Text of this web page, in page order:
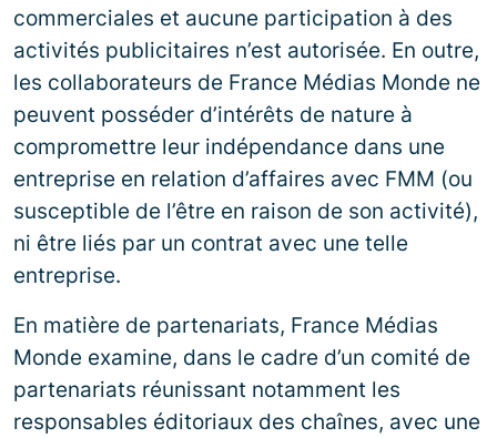
commerciales et aucune participation à des
activités publicitaires n’est autorisée. En outre,
les collaborateurs de France Médias Monde ne
peuvent posséder d’intérêts de nature à
compromettre leur indépendance dans une
entreprise en relation d’affaires avec FMM (ou
susceptible de l’être en raison de son activité),
ni être liés par un contrat avec une telle
entreprise.
En matière de partenariats, France Médias
Monde examine, dans le cadre d’un comité de
partenariats réunissant notamment les
responsables éditoriaux des chaînes, avec une